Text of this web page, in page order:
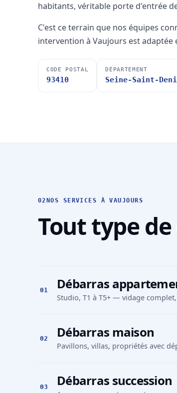
habitants, véritable porte d'entrée
C'est ce terrain que nos équipes
intervention à Vaujours est adaptée
CODE POSTAL
93410
DÉPARTEMENT
Seine-Saint-
02NOS SERVICES À VAUJOURS
Tout type
01 Débarras
Studio, T1 à T5+ — vidage
02 Débarras maison
Pavillons, villas, propriétés avec
03 Débarras succession